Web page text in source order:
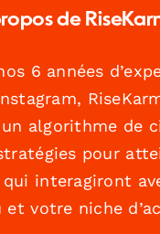
de
6 années
algorithme de
pour
qui interagiront
et votre niche